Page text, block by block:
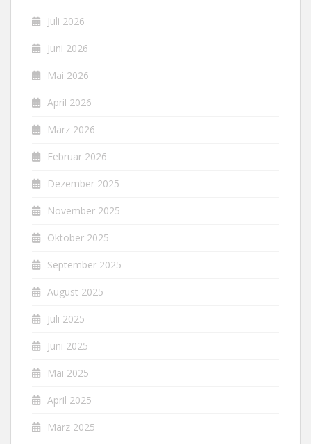
Juli 2026
Juni 2026
Mai 2026
April 2026
März 2026
Februar 2026
Dezember 2025
November 2025
Oktober 2025
September 2025
August 2025
Juli 2025
Juni 2025
Mai 2025
April 2025
März 2025